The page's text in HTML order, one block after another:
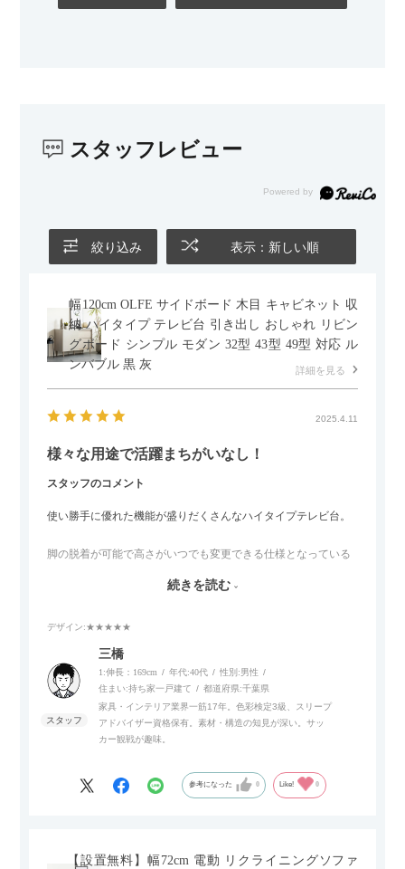
また、カウチのように足を伸ばしてくつろげるスタイルが理想
かせるため、普段はカウチとして使い、来客時には離してスツ
スタッフレビュー
絞り込み 表示：新しい順
幅120cm OLFE サイドボード 木目 キャビネット 収
納 ハイタイプ テレビ台 引き出し おしゃれ リビン
グボード シンプル モダン 32型 43型 49型 対応 ル
ンバブル 黒 灰
詳細を見る
2025.4.11
様々な用途で活躍まちがいなし！
スタッフのコメント
使い勝手に優れた機能が盛りだくさんなハイタイプテレビ台。
脚の脱着が可能で高さがいつでも変更できる仕様となっている
また、補助テーブルとして使用可能なスライドテーブルや収納
内部にもプリンターなどが置けるスライド棚板がついているの
でテレビ台以外にもオフィスなどでの収納家具やリビングでの
サイドボードとして多目的な用途に対応しています。
また、扉は横方向へのスライド式となっているので開閉時のス
ペースを最小限に抑えられ、省スペースでご利用いただけるの
続きを読む
デザイン:★★★★★
三橋
1:伸長：169cm 年代:40代 性別:男性
住まい:持ち家一戸建て 都道府県:千葉県
家具・インテリア業界一筋17年。色彩検定3級、スリープ
アドバイザー資格保有。素材・構造の知見が深い。サッ
カー観戦が趣味。
参考になった 0 Like! 0
【設置無料】幅72cm 電動 リクライニングソファ